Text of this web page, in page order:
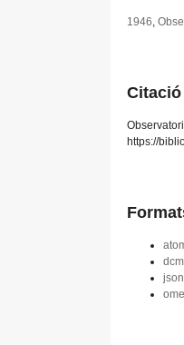
1946,
Citació
https://
json